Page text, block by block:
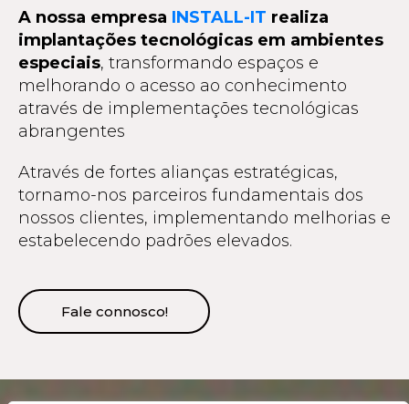
A nossa empresa INSTALL-IT realiza
implantações tecnológicas em ambientes
especiais, transformando espaços e
melhorando o acesso ao conhecimento
através de implementações tecnológicas
abrangentes
Através de fortes alianças estratégicas,
tornamo-nos parceiros fundamentais dos
nossos clientes, implementando melhorias e
estabelecendo padrões elevados.
Fale connosco!